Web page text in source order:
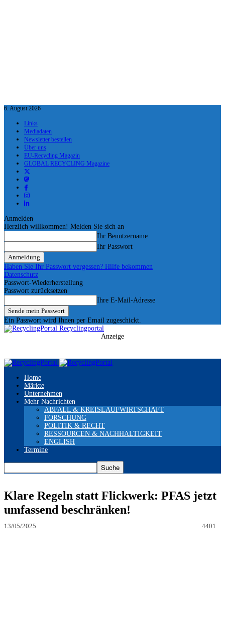
6. August 2026
Links
Mediadaten
Newsletter bestellen
Über uns
EU-Recycling Magazin
GLOBAL RECYCLING Magazine
Anmelden
Herzlich willkommen! Melden Sie sich an
Ihr Benutzername
Ihr Passwort
Haben Sie Ihr Passwort vergessen? Hilfe bekommen
Datenschutz
Passwort-Wiederherstellung
Passwort zurücksetzen
Ihre E-Mail-Adresse
Ein Passwort wird Ihnen per Email zugeschickt.
Recyclingportal
Anzeige
Home
Märkte
Unternehmen
Mehr Nachrichten
ABFALL & KREISLAUFWIRTSCHAFT
FORSCHUNG
POLITIK & RECHT
RESSOURCEN & NACHHALTIGKEIT
ENGLISH
Termine
Klare Regeln statt Flickwerk: PFAS jetzt
umfassend beschränken!
13/05/2025 4401